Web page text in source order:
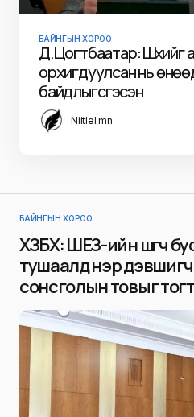
БАЙНГЫН ХОРОО
Д.Цогтбаатар: Шүүхийг
орхигдуулсан нь
байдлыг үүсгэсэн
Niitlel.mn
БАЙНГЫН ХОРОО
ХЗБХ: ШЕЗ-ийн шүүгч
тушаалд нэр
сонсголын товыг